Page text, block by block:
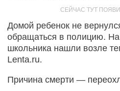
Домой ребенок не
обращаться в полицию.
школьника нашли возле
Lenta.ru.
Причина смерти —